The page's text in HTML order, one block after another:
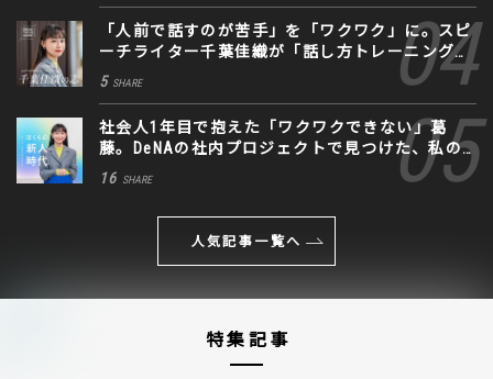
「人前で話すのが苦手」を「ワクワク」に。スピ
ーチライター千葉佳織が「話し方トレーニング」
に込めた思い
5 SHARE
社会人1年目で抱えた「ワクワクできない」葛
藤。DeNAの社内プロジェクトで見つけた、私の
生きる道
16 SHARE
人気記事一覧へ
特集記事